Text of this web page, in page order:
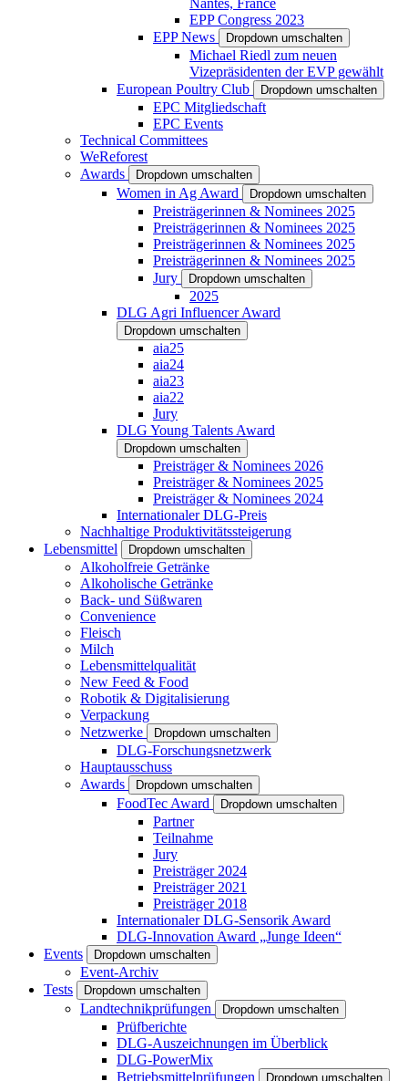
Nantes, France
EPP Congress 2023
EPP News
Dropdown umschalten
Michael Riedl zum neuen
Vizepräsidenten der EVP gewählt
European Poultry Club
Dropdown umschalten
EPC Mitgliedschaft
EPC Events
Technical Committees
WeReforest
Awards
Dropdown umschalten
Women in Ag Award Dropdown umschalten
Preisträgerinnen & Nominees 2025
Preisträgerinnen & Nominees 2025
Preisträgerinnen & Nominees 2025
Preisträgerinnen & Nominees 2025
Jury
Dropdown umschalten
2025
DLG Agri Influencer Award
Dropdown umschalten
aia25
aia24
aia23
aia22
Jury
DLG Young Talents Award
Dropdown umschalten
Preisträger & Nominees 2026
Preisträger & Nominees 2025
Preisträger & Nominees 2024
Internationaler DLG-Preis
Nachhaltige Produktivitätssteigerung
Lebensmittel
Dropdown umschalten
Alkoholfreie Getränke
Alkoholische Getränke
Back- und Süßwaren
Convenience
Fleisch
Milch
Lebensmittelqualität
New Feed & Food
Robotik & Digitalisierung
Verpackung
Netzwerke
Dropdown umschalten
DLG-Forschungsnetzwerk
Hauptausschuss
Awards
Dropdown umschalten
FoodTec Award Dropdown umschalten
Partner
Teilnahme
Jury
Preisträger 2024
Preisträger 2021
Preisträger 2018
Internationaler DLG-Sensorik Award
DLG-Innovation Award „Junge Ideen“
Events
Dropdown umschalten
Event-Archiv
Tests
Dropdown umschalten
Landtechnikprüfungen Dropdown umschalten
Prüfberichte
DLG-Auszeichnungen im Überblick
DLG-PowerMix
Betriebsmittelprüfungen
Dropdown umschalten